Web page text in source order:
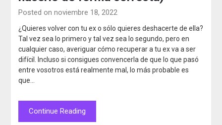
Posted on noviembre 18, 2022
¿Quieres volver con tu ex o sólo quieres deshacerte de ella?
Tal vez sea lo primero y tal vez sea lo segundo, pero en
cualquier caso, averiguar cómo recuperar a tu ex va a ser
difícil. Incluso si consigues convencerla de que lo que pasó
entre vosotros está realmente mal, lo más probable es
que…
Continue Reading